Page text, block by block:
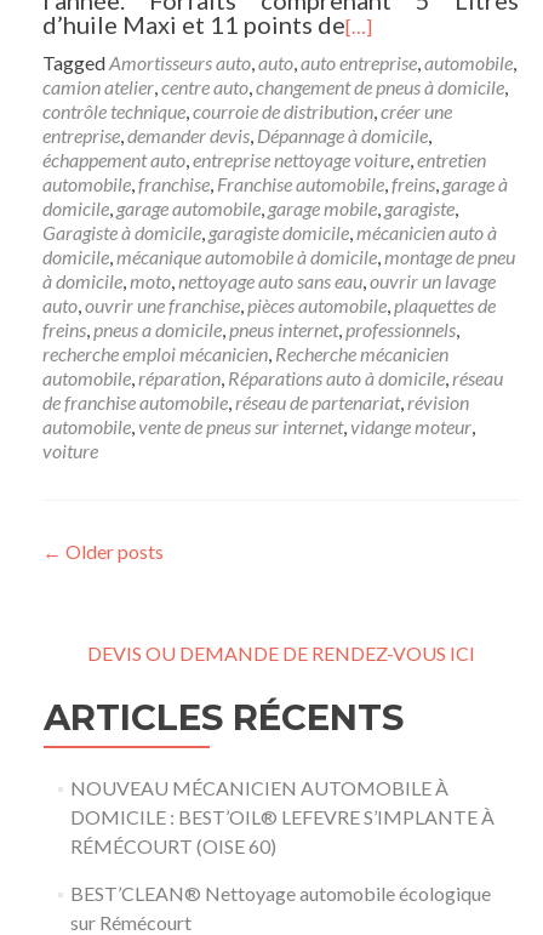
d’huile Maxi et 11 points de[…]
TaggedAmortisseurs auto,auto,auto entreprise,automobile,
camion atelier,centre auto,changement de pneus à domicile,
contrôle technique,courroie de distribution,créer une
entreprise,demander devis, Dépannage à domicile,
échappement auto,entreprise nettoyage voiture,entretien
automobile,franchise, Franchise automobile,freins, garage à
domicile, garage automobile, garage mobile, garagiste,
Garagiste à domicile, garagiste domicile,mécanicien auto à
domicile,mécanique automobile à domicile,montage de pneu
à domicile,moto,nettoyage auto sans eau,ouvrir un lavage
auto,ouvrir une franchise,pièces automobile,plaquettes de
freins,pneus a domicile,pneus internet,professionnels,
recherche emploi mécanicien, Recherche mécanicien
automobile,réparation, Réparations auto à domicile,réseau
de franchise automobile,réseau de partenariat,révision
automobile,vente de pneus sur internet,vidange moteur,
voiture
Posts navigation
← Older posts
DEVIS OU DEMANDE DE RENDEZ-VOUS ICI
ARTICLES RÉCENTS
NOUVEAU MÉCANICIEN AUTOMOBILE À
DOMICILE : BEST’OIL® LEFEVRE S’IMPLANTE À
RÉMÉCOURT (OISE 60)
BEST’CLEAN® Nettoyage automobile écologique
sur Rémécourt